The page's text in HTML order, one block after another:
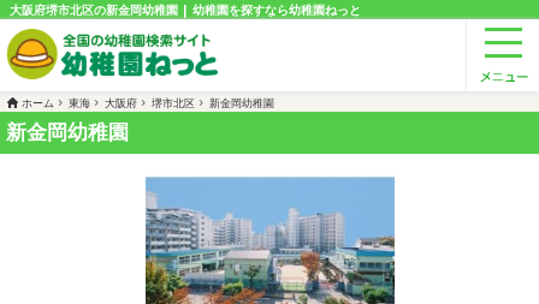
大阪府堺市北区の新金岡幼稚園 | 幼稚園を探すなら幼稚園ねっと
ホーム 東海 大阪府 堺市北区 新金岡幼稚園
新金岡幼稚園